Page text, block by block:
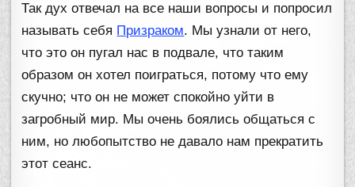
Так дух отвечал на все наши вопросы и попросил
называть себя Призраком. Мы узнали от него,
что это он пугал нас в подвале, что таким
образом он хотел поиграться, потому что ему
скучно; что он не может спокойно уйти в
загробный мир. Мы очень боялись общаться с
ним, но любопытство не давало нам прекратить
этот сеанс.